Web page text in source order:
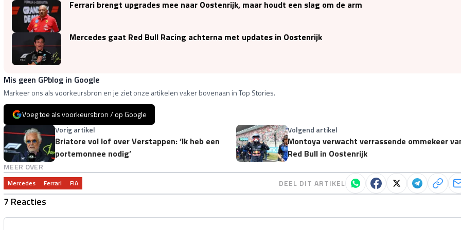
Ferrari brengt upgrades mee naar Oostenrijk, maar houdt een slag om de arm
Mercedes gaat Red Bull Racing achterna met updates in Oostenrijk
Mis geen GPblog in Google
Markeer ons als voorkeursbron en je ziet onze artikelen vaker bovenaan in Top Stories.
Voeg toe als voorkeursbron / op Google
Vorig artikel
Briatore vol lof over Verstappen: ‘Ik heb een
portemonnee nodig’
Volgend artikel
Montoya verwacht verrassende ommekeer
Red Bull in Oostenrijk
MEER OVER
Mercedes Ferrari FIA DEEL DIT ARTIKEL
7 Reacties